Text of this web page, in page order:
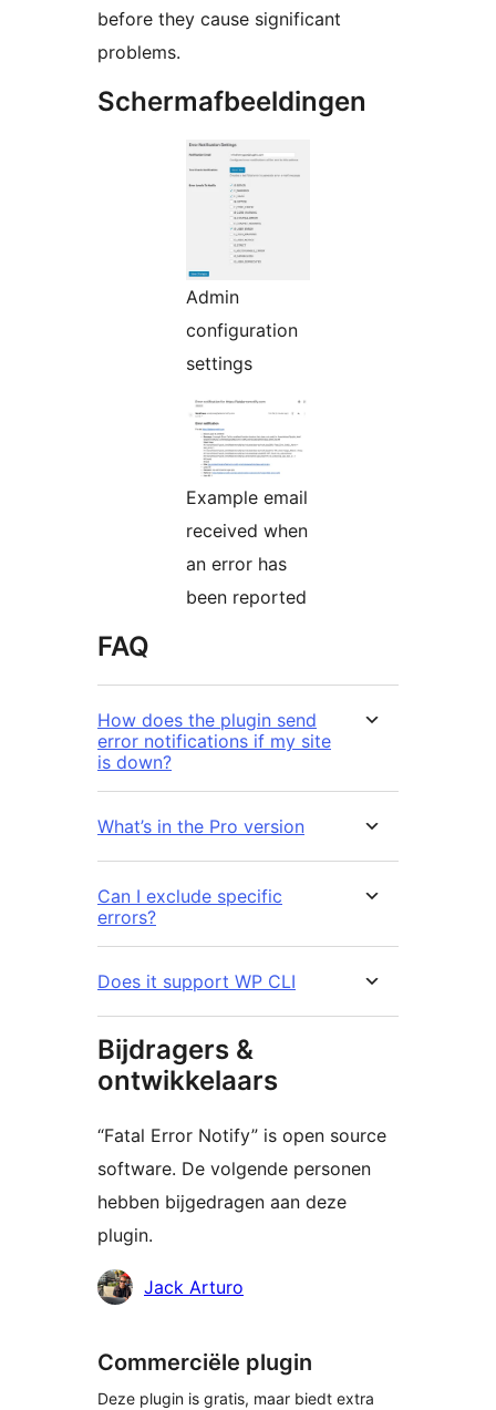
before they cause significant
problems.
Schermafbeeldingen
Admin
configuration
settings
Example email
received when
an error has
been reported
FAQ
How does the plugin send
error notifications if my site
is down?
What’s in the Pro version
Can I exclude specific
errors?
Does it support WP CLI
Bijdragers &
ontwikkelaars
“Fatal Error Notify” is open source
software. De volgende personen
hebben bijgedragen aan deze
plugin.
BijdragersJack Arturo
Commerciële plugin
Deze plugin is gratis, maar biedt extra